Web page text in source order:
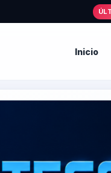
Inicio